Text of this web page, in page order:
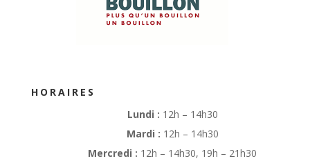
HORAIRES
Lundi : 12h – 14h30
Mardi : 12h – 14h30
Mercredi : 12h – 14h30, 19h – 21h30